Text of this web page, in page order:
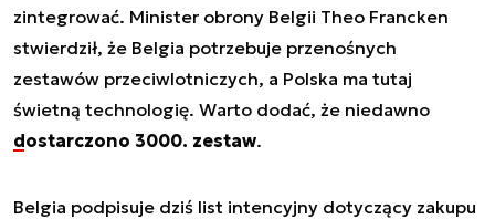
zintegrować. Minister obrony Belgii Theo Francken
stwierdził, że Belgia potrzebuje przenośnych
zestawów przeciwlotniczych, a Polska ma tutaj
świetną technologię. Warto dodać, że niedawno
dostarczono 3000. zestaw.
Belgia podpisuje dziś list intencyjny dotyczący zakupu